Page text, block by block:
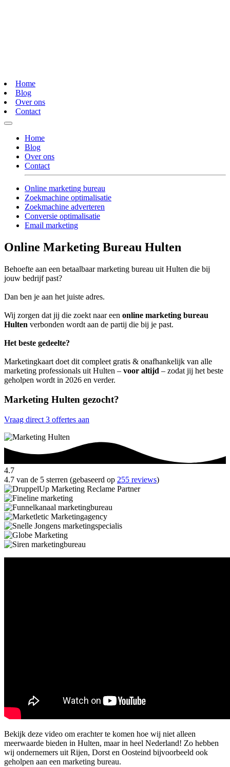
Home
Blog
Over ons
Contact
Home
Blog
Over ons
Contact
Online marketing bureau
Zoekmachine optimalisatie
Zoekmachine adverteren
Conversie optimalisatie
Email marketing
Online Marketing Bureau Hulten
Behoefte aan een betaalbaar marketing bureau uit Hulten die bij
jouw bedrijf past?
Dan ben je aan het juiste adres.
Wij zorgen dat jij die zoekt naar een online marketing bureau
Hulten verbonden wordt aan de partij die bij je past.
Het beste gedeelte?
Marketingkaart doet dit compleet gratis & onafhankelijk van alle
marketing professionals uit Hulten – voor altijd – zodat jij het beste
geholpen wordt in 2026 en verder.
Marketing Hulten gezocht?
Vraag direct 3 offertes aan
4.7
4.7 van de 5 sterren (gebaseerd op 255 reviews)
Bekijk deze video om erachter te komen hoe wij niet alleen
meerwaarde bieden in Hulten, maar in heel Nederland! Zo hebben
wij ondernemers uit Rijen, Dorst en Oosteind bijvoorbeeld ook
geholpen aan een marketing bureau.